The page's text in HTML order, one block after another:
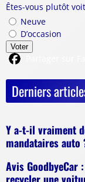
Êtes-vous plutôt
Neuve
D’occasion
Voter
Derniers
Y a-t-il vraiment
mandataires auto
Avis GoodbyeCar
recycler une